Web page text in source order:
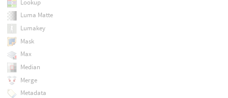
Lookup
Luma Matte
Lumakey
Mask
Max
Median
Merge
Metadata